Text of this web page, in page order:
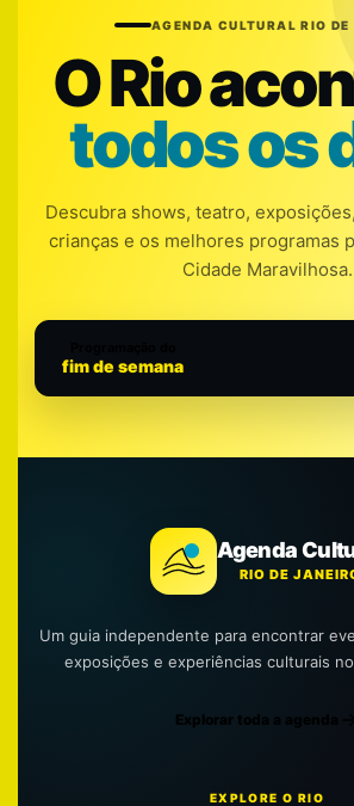
AGENDA CULTURAL RIO DE
O Rio
todos os
Descubra shows, teatro,
crianças e os melhores programas
Cidade Maravilhosa.
fim de semana
Agenda
RIO DE
Um guia independente para encontrar
exposições e experiências culturais
Explorar toda a agenda
EXPLORE O RIO